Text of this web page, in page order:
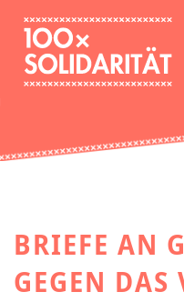
BRIEFE AN
GEGEN DAS